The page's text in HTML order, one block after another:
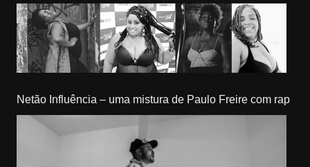
Netão Influência – uma mistura de Paulo Freire com rap